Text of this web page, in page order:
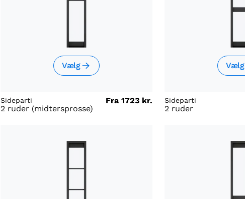
Vælg
Sideparti Fra 1723 kr.
2 ruder (midtersprosse)
Vælg
Sideparti
2 ruder